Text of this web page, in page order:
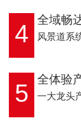
4 全域畅
风景道系
5 全体验
一大龙头